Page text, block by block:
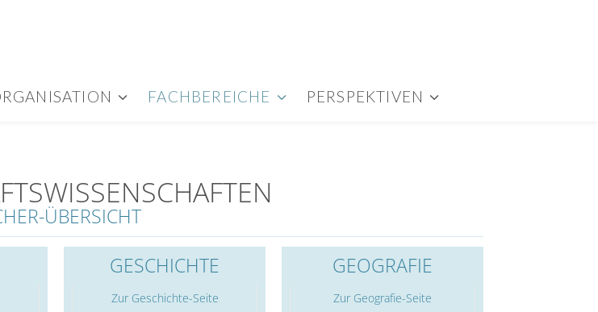
FACHBEREICHE PERSPEKTIVEN
ÜBERSICHT
GESCHICHTE
Zur Geschichte-Seite
GEOGRAFIE
Zur Geografie-Seite